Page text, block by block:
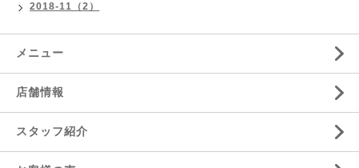
2018-11（2）
メニュー
店舗情報
スタッフ紹介